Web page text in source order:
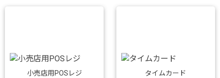
小売店用POSレジ タイムカード